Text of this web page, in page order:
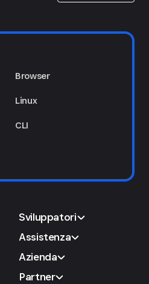
Browser
Linux
CLI
Sviluppatori
Assistenza
Azienda
Partner